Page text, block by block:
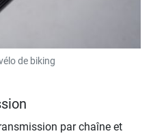
de biking
par chaîne et